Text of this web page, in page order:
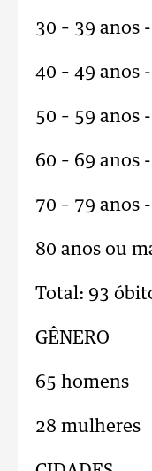
30 – 39 anos
40 – 49 anos
50 – 59 anos
60 – 69 anos
70 – 79 anos
80 anos ou
Total: 93
GÊNERO
65 homens
28 mulheres